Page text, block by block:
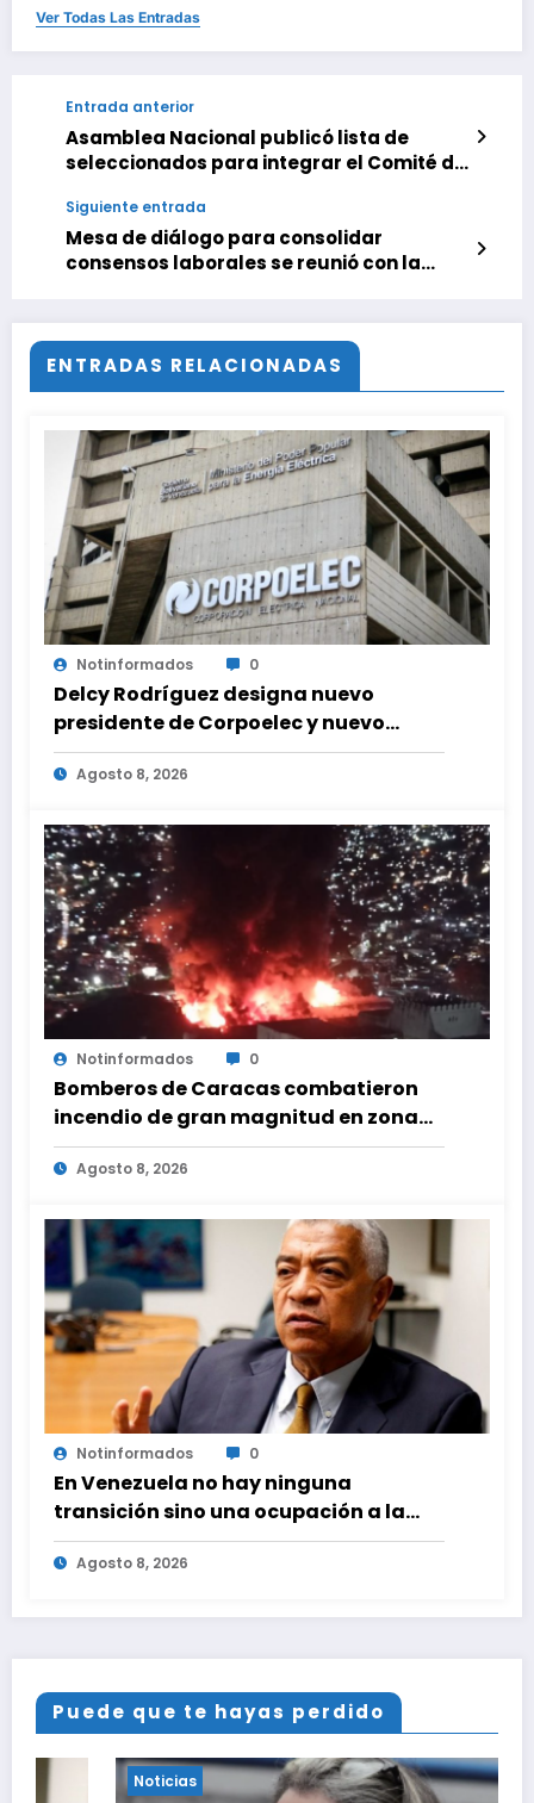
Ver Todas Las Entradas
Entrada anterior
Asamblea Nacional publicó lista de
seleccionados para integrar el Comité de
Siguiente entrada
Mesa de diálogo para consolidar
consensos laborales se reunió con la
ENTRADAS RELACIONADAS
Notinformados 0
Delcy Rodríguez designa nuevo
presidente de Corpoelec y nuevo
viceministro de Servicios Eléctricos
Agosto 8, 2026
Notinformados 0
Bomberos de Caracas combatieron
incendio de gran magnitud en zona
industrial de El Llanito
Agosto 8, 2026
Notinformados 0
En Venezuela no hay ninguna
transición sino una ocupación a la
fuerza
Agosto 8, 2026
Puede que te hayas perdido